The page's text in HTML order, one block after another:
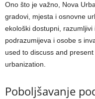
Ono što je važno, Nova
gradovi, mjesta i osnovne
ekološki dostupni,
podrazumijeva i osobe s
used to discuss and
urbanization.
Poboljšavanje